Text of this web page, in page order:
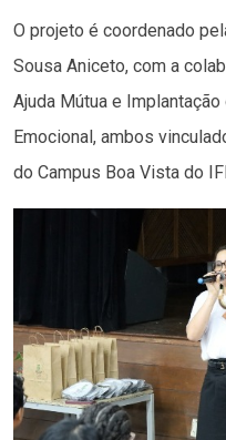
O projeto é coordenado
Sousa Aniceto, com a
Ajuda Mútua e
Emocional, ambos
do Campus Boa Vista do